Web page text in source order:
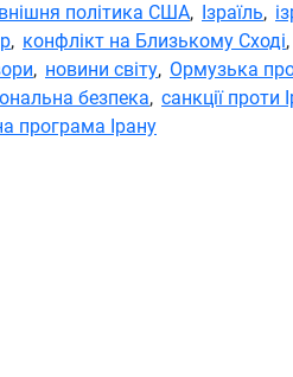
політика США, Ізраїль,
, конфлікт на Близькому Сході,
, новини світу, Ормузька
безпека, санкції проти
програма Ірану